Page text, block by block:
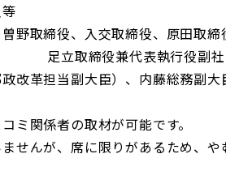
役、入交取締役、原田取締
表執行役副社
改革担当副大臣）、内藤総務副大
関係者の取材が可能です。
が、席に限りがあるため、や